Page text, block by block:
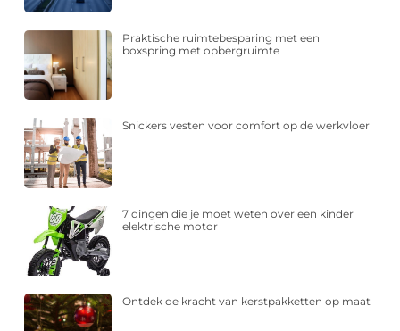
Praktische ruimtebesparing met een
boxspring met opbergruimte
Snickers vesten voor comfort op de werkvloer
7 dingen die je moet weten over een kinder
elektrische motor
Ontdek de kracht van kerstpakketten op maat